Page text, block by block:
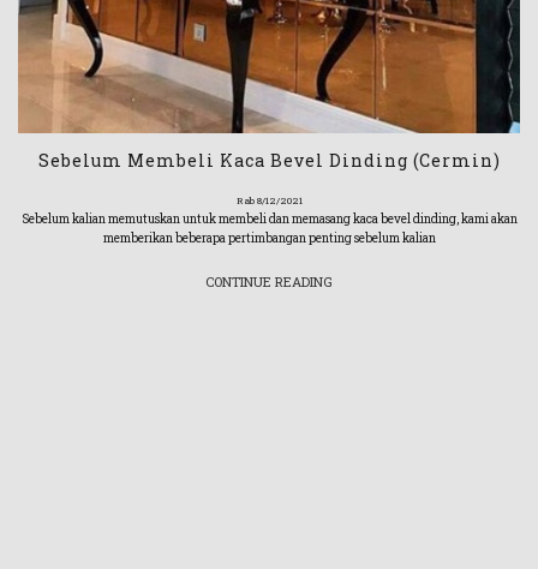
Sebelum Membeli Kaca Bevel Dinding (Cermin)
Rab 8/12/2021
Sebelum kalian memutuskan untuk membeli dan memasang kaca bevel dinding, kami akan
memberikan beberapa pertimbangan penting sebelum kalian
CONTINUE READING